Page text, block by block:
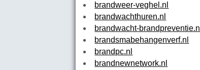
brandweer-veghel.nl
brandwachthuren.nl
brandwacht-brandpreventie.nl
brandsmabehangenverf.nl
brandpc.nl
brandnewnetwork.nl